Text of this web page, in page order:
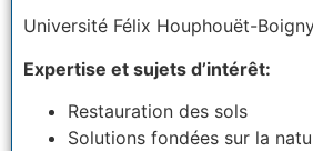
Université Félix Houphouët-
Expertise et sujets d’intérêt:
Restauration des sols
Solutions fondées sur la